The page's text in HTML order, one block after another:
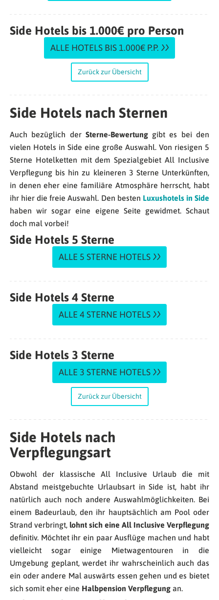
Side Hotels bis 1.000€ pro Person
ALLE HOTELS BIS 1.000€ P.P.
Zurück zur Übersicht
Side Hotels nach Sternen
Auch bezüglich der Sterne-Bewertunggibt es bei den
vielen Hotels in Side eine große Auswahl. Von riesigen 5
Sterne Hotelketten mit dem Spezialgebiet All Inclusive
Verpflegung bis hin zu kleineren 3 Sterne Unterkünften,
in denen eher eine familiäre Atmosphäre herrscht, habt
ihr hier die freie Auswahl. Den besten Luxushotels in Side
haben wir sogar eine eigene Seite gewidmet. Schaut
doch mal vorbei!
Side Hotels 5 Sterne
ALLE 5 STERNE HOTELS
Side Hotels 4 Sterne
ALLE 4 STERNE HOTELS
Side Hotels 3 Sterne
ALLE 3 STERNE HOTELS
Zurück zur Übersicht
Side Hotels nach
Verpflegungsart
Obwohl der klassische All Inclusive Urlaub die mit
Abstand meistgebuchte Urlaubsart in Side ist, habt ihr
natürlich auch noch andere Auswahlmöglichkeiten. Bei
einem Badeurlaub, den ihr hauptsächlich am Pool oder
Strand verbringt, lohnt sich eine All Inclusive Verpflegung
definitiv. Möchtet ihr ein paar Ausflüge machen und habt
vielleicht sogar einige Mietwagentouren in die
Umgebung geplant, werdet ihr wahrscheinlich auch das
ein oder andere Mal auswärts essen gehen und es bietet
sich somit eher eine Halbpension Verpflegung an.